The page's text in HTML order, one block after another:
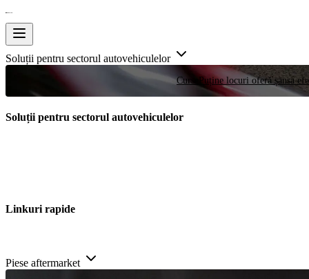
Soluții pentru sectorul autovehiculelor
Curse Puține locuri oferă șansa
Soluții pentru sectorul autovehiculelor
Linkuri rapide
Piese aftermarket